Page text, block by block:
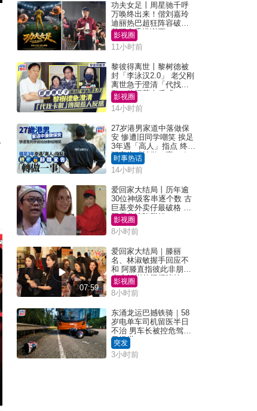
功夫女足丨周星驰千呼
万唤终出来！偕刘嘉玲
迪丽热巴超狂阵容破天
荒现身香港谢票
影视圈
11小时前
黎彼得离世丨黎树德被
封「李泳汉2.0」 老父刚
离世急于澄清「代找卡
数」传闻惹人反感
影视圈
14小时前
27岁港男家道中落做保
安 惨遭旧同学嘲笑 挨足
3年遇「高人」指点 终辞
职宣告「转做一事」｜
Juicy叮
时事热话
14小时前
爱回家大结局丨历年逾
30位神级客串逐个数 古
巨基变外卖仔最破格 欧
阳震华情陷群姐
影视圈
8小时前
07:59
爱回家大结局｜滕丽
名、林淑敏握手回应不
和 阿滕直指彼此非朋友
大小姐指传闻得啖笑
影视圈
8小时前
东涌龙运巴撼铁骑｜58
岁电单车司机留医半日
不治 男车长被控危驾今
早提堂
突发
3小时前